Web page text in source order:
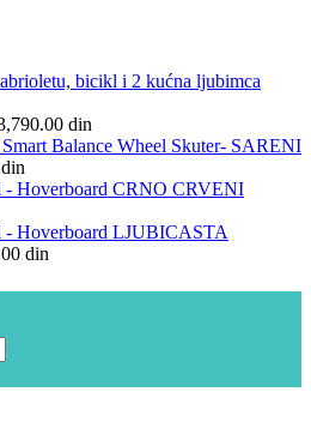
bicikl i 2 kućna ljubimca
din
Balance Wheel Skuter- SARENI
din
- Hoverboard CRNO CRVENI
- Hoverboard LJUBICASTA
din